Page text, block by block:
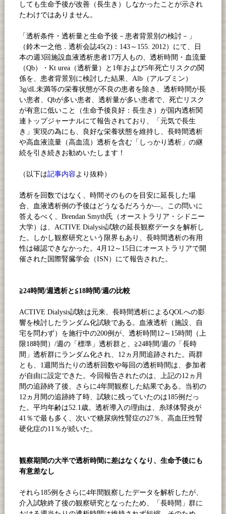
しても生命予後が改善（長生き）しなかったことが示され
たわけではありません。
「透析条件・透析量と生命予後－患者背景別の検討－」
（鈴木一之他．透析会誌45(2) ： 143 ～ 155. 2012）にて、日
本の週3回施設血液透析患者17万人もの、透析時間・血流量
（Qb）・Kt urea （透析量）と 1年および5年死亡リスクの関
係を、患者背景別に検討した結果、Alb （アルブミン）
3g/dL未満等の栄養状態が不良の患者を除き、透析時間が長
い患者、Qbが多い患者、透析量が多い患者で、死亡リスク
が有意に低いこと（生命予後良好：長生き）が国内透析関
連トップジャーナルにて報告されており、「元気で長生
き」実現の為にも、良好な栄養状態を維持し、長時間透析
や高血液流量（高血流）透析を含む「しっかり透析」の継
続を引き続きお勧めいたします！
（以下は記事内容より抜粋）
透析を回数ではなく、時間そのものを目安に延長した場
合、血液透析例の予後はどうなるだろうか―。この問いに
答えるべく、Brendan Smyth氏（オーストラリア・シドニー
大学）は、ACTIVE Dialysis試験の延長観察データを解析し
た。しかし観察研究という限界もあり、長時間透析の有用
性は確認できなかった。4月 12 ～ 15 日にオーストラリアで開
催された国際腎臓学会（ISN）にて報告された。
≧24時間/週透析と≦18時間/週の比較
ACTIVE Dialysis試験は元来、長時間透析によるQOLへの影
響を検討したランダム化試験である。血液透析（施設、自
宅を問わず）を施行中の200例が、透析時間 12 ～ 15時間（上
限18時間）/週の「標準」透析群と、≧24時間/週の「長時
間」透析群にランダム化され、 12 ヵ月間追跡された。両群
とも、 1週間当たりの透析回数や毎回の透析時間は、参加者
が自由に設定できた。今回報告されたのは、上記の12 ヵ月
間の追跡終了後、さらに4年間観察した結果である。当初の
12 ヵ月間の追跡終了時、試験に残っていたのは185例だっ
た。平均年齢は52.1歳。透析導入の理由は、糸球体腎炎が
41 ％で最も多く、次いで糖尿病性腎症の27％、高血圧性腎
硬化症の11 ％が続いた。
観察期間の大半で透析時間に差はなくなり、生命予後にも
有意差なし
それら 185例をさらに4年間観察したデータを解析したが、
介入試験終了後の観察研究となったため、「長時間」群に